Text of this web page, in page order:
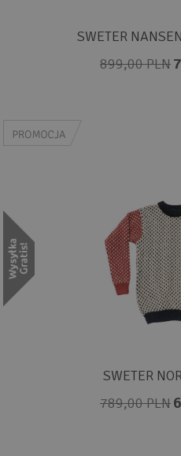
SWETER
899,00 PLN
SWETER
789,00 PLN